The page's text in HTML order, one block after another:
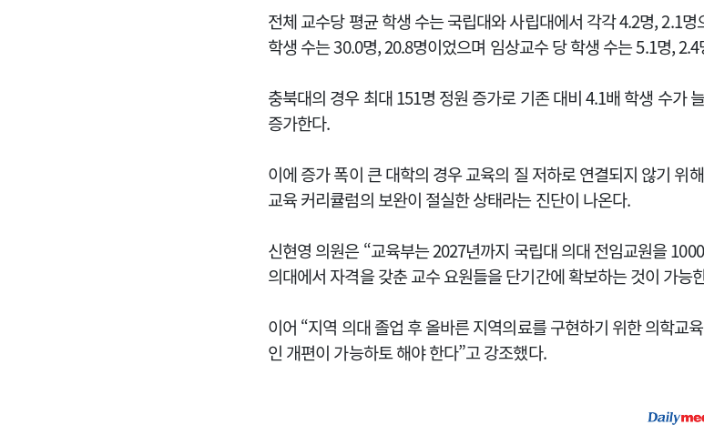
전체 교수당 평균 학생 수는 국립대와 사립대에서 각각 4.2명, 2.1
학생 수는 30.0명, 20.8명이었으며 임상교수 당 학생 수는 5.1명,
충북대의 경우 최대 151명 정원 증가로 기존 대비 4.1배 학생 수가
증가한다.
이에 증가 폭이 큰 대학의 경우 교육의 질 저하로 연결되지 않기 위
교육 커리큘럼의 보완이 절실한 상태라는 진단이 나온다.
신현영 의원은 “교육부는 2027년까지 국립대 의대 전임교원을
의대에서 자격을 갖춘 교수 요원들을 단기간에 확보하는 것이 가능
이어 “지역 의대 졸업 후 올바른 지역의료를 구현하기 위한 의학교
인 개편이 가능하토 해야 한다”고 강조했다.